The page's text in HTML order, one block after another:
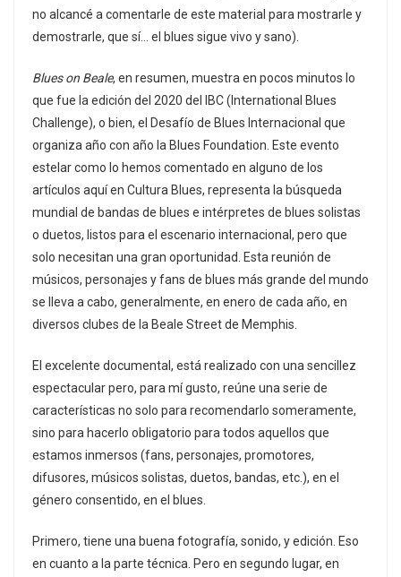
no alcancé a comentarle de este material para mostrarle y
demostrarle, que sí… el blues sigue vivo y sano).
Blues on Beale, en resumen, muestra en pocos minutos lo
que fue la edición del 2020 del IBC (International Blues
Challenge), o bien, el Desafío de Blues Internacional que
organiza año con año la Blues Foundation. Este evento
estelar como lo hemos comentado en alguno de los
artículos aquí en Cultura Blues, representa la búsqueda
mundial de bandas de blues e intérpretes de blues solistas
o duetos, listos para el escenario internacional, pero que
solo necesitan una gran oportunidad. Esta reunión de
músicos, personajes y fans de blues más grande del mundo
se lleva a cabo, generalmente, en enero de cada año, en
diversos clubes de la Beale Street de Memphis.
El excelente documental, está realizado con una sencillez
espectacular pero, para mí gusto, reúne una serie de
características no solo para recomendarlo someramente,
sino para hacerlo obligatorio para todos aquellos que
estamos inmersos (fans, personajes, promotores,
difusores, músicos solistas, duetos, bandas, etc.), en el
género consentido, en el blues.
Primero, tiene una buena fotografía, sonido, y edición. Eso
en cuanto a la parte técnica. Pero en segundo lugar, en